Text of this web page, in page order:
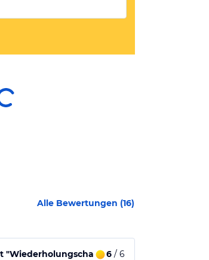
Alle Bewertungen (16)
"Wiederholungscharakter"
6/ 6